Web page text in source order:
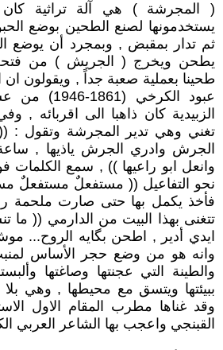
( المجرشة ) هي آلة تراثية كان
يستخدمونها لصنع الطحين بوضع
ثم تدار بمقبض , وبمجرد أن يوضع
يطحن ويخرج ( الجريش ) من
طحينا بعملية صعبة جداً , ويقولون
عبود الكرخي
الزبيدية كان ذاهبا الى اقربائه ,
تغني وهي تدير المجرشة وتقول :
الجرش وادري الجرش ياذيها ,
وانعل ابو راعيها )) , سمع الكلمات
نحو التفاعيل (( مستفعلٌ مستفعلٌ
فأخذ يكمل بها حتى صارت ملحمة
تتغنى بهذا البيت من الدارمي (( ما
ايدي أدير , اطحن بگايه الروح...
وانه هو من وضع حجر الأساس
والطينة التي عجنتها وصاغتها
ببيئتها ويتسق مع محيطها , وهي
وقد غناها مطرب المقام الاول
القبنجي واعجب بها الشاعر العربي